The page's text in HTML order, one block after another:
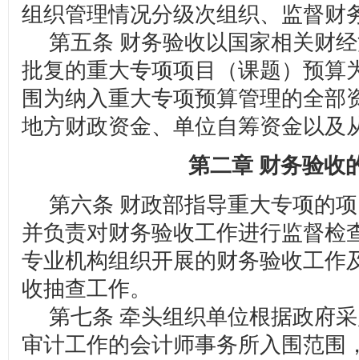
组织管理情况分级次组织、监督财
第五条 财务验收以国家相关财
批复的重大专项项目（课题）预算
围为纳入重大专项预算管理的全部
地方财政资金、单位自筹资金以及
第二章 财务验收
第六条 财政部指导重大专项的
并负责对财务验收工作进行监督检
专业机构组织开展的财务验收工作
收抽查工作。
第七条 牵头组织单位根据政府
审计工作的会计师事务所入围范围